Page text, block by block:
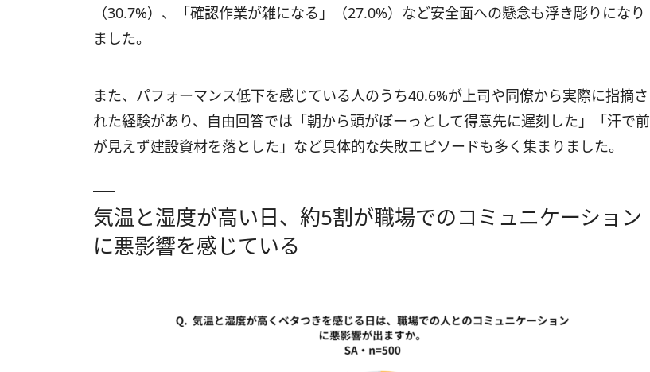
（30.7%）、「確認作業が雑になる」（27.0%）など安全面への懸念も浮き彫りになり
ました。
また、パフォーマンス低下を感じている人のうち40.6%が上司や同僚から実際に指摘さ
れた経験があり、自由回答では「朝から頭がぼーっとして得意先に遅刻した」「汗で前
が見えず建設資材を落とした」など具体的な失敗エピソードも多く集まりました。
気温と湿度が高い日、約5割が職場でのコミュニケーション
に悪影響を感じている